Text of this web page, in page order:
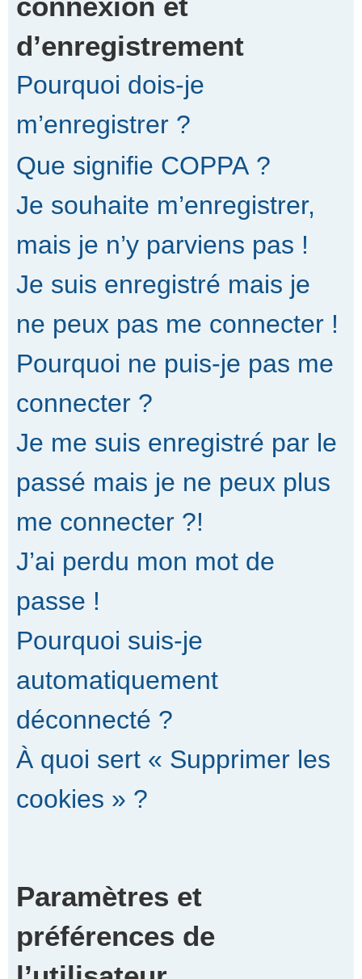
d’enregistrement
Pourquoi dois-je
m’enregistrer ?
Que signifie COPPA ?
Je souhaite m’enregistrer,
mais je n’y parviens pas !
Je suis enregistré mais je
ne peux pas me connecter !
Pourquoi ne puis-je pas me
connecter ?
Je me suis enregistré par le
passé mais je ne peux plus
me connecter ?!
J’ai perdu mon mot de
passe !
Pourquoi suis-je
automatiquement
déconnecté ?
À quoi sert « Supprimer les
cookies » ?
Paramètres et
préférences de